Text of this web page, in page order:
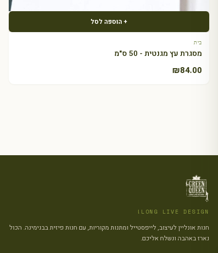
+ הוספה לסל
בית
מסגרת עץ מגנטית - 50 ס"מ
₪84.00
LONG LIVE DESIGN!
חנות אונליין לעיצוב, לייפסטייל ומתנות מקוריות, עם חנות פיזית בבנימינה. הכול
נארז באהבה ונשלח אליכם.